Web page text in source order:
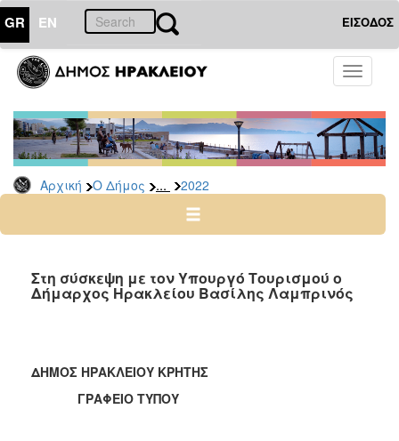
GR EN ΕΙΣΟΔΟΣ
Toggle
Αρχική Ο Δήμος ... 2022
ΔΗΜΟΣ
Δελτία
Τύπου
Αρχείο
2026
2024
2022
2019
2018
Στη σύσκεψη με τον Υπουργό Τουρισμού ο
Δήμαρχος Ηρακλείου Βασίλης Λαμπρινός
ΔΗΜΟΣ ΗΡΑΚΛΕΙΟΥ ΚΡΗΤΗΣ
ΓΡΑΦΕΙΟ ΤΥΠΟΥ